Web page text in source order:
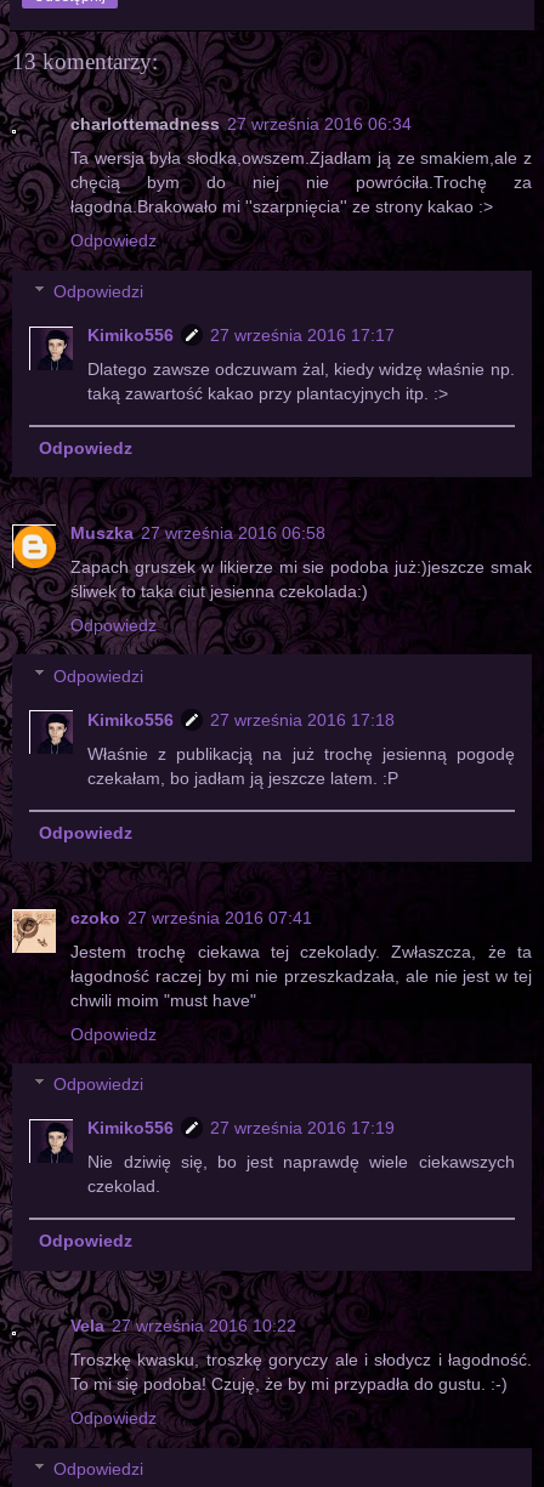
13 komentarzy:
charlottemadness 27 września 2016 06:34
Ta wersja była słodka,owszem.Zjadłam ją ze smakiem,ale z
chęcią bym do niej nie powróciła.Trochę za
łagodna.Brakowało mi ''szarpnięcia'' ze strony kakao :>
Odpowiedz
Odpowiedzi
Kimiko556
27 września 2016 17:17
Dlatego zawsze odczuwam żal, kiedy widzę właśnie np.
taką zawartość kakao przy plantacyjnych itp. :>
Odpowiedz
Muszka 27 września 2016 06:58
Zapach gruszek w likierze mi sie podoba już:)jeszcze smak
śliwek to taka ciut jesienna czekolada:)
Odpowiedz
Odpowiedzi
Kimiko556
27 września 2016 17:18
Właśnie z publikacją na już trochę jesienną pogodę
czekałam, bo jadłam ją jeszcze latem. :P
Odpowiedz
czoko 27 września 2016 07:41
Jestem trochę ciekawa tej czekolady. Zwłaszcza, że ta
łagodność raczej by mi nie przeszkadzała, ale nie jest w tej
chwili moim "must have"
Odpowiedz
Odpowiedzi
Kimiko556
27 września 2016 17:19
Nie dziwię się, bo jest naprawdę wiele ciekawszych
czekolad.
Odpowiedz
Vela 27 września 2016 10:22
Troszkę kwasku, troszkę goryczy ale i słodycz i łagodność.
To mi się podoba! Czuję, że by mi przypadła do gustu. :-)
Odpowiedz
Odpowiedzi